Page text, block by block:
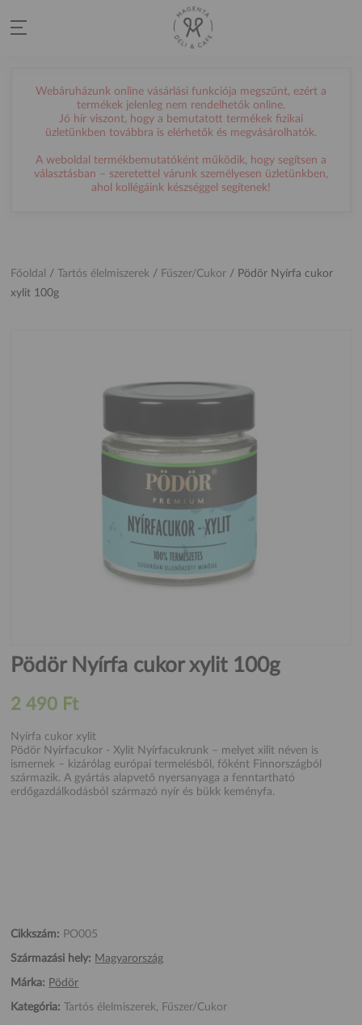
Webáruházunk online vásárlási funkciója megszűnt, ezért a
termékek jelenleg nem rendelhetők online.
Jó hír viszont, hogy a bemutatott termékek fizikai
üzletünkben továbbra is elérhetők és megvásárolhatók.
A weboldal termékbemutatóként működik, hogy segítsen a
választásban – szeretettel várunk személyesen üzletünkben,
ahol kollégáink készséggel segítenek!
Főoldal / Tartós élelmiszerek / Fűszer/Cukor / Pödör Nyírfa cukor
xylit 100g
Pödör Nyírfa cukor xylit 100g
2 490 Ft
Nyírfa cukor xylit
Pödör Nyírfacukor - Xylit Nyírfacukrunk – melyet xilit néven is
ismernek – kizárólag európai termelésből, főként Finnországból
származik. A gyártás alapvető nyersanyaga a fenntartható
erdőgazdálkodásból származó nyír és bükk keményfa.
Cikkszám: PO005
Származási hely: Magyarország
Márka: Pödör
Kategória: Tartós élelmiszerek, Fűszer/Cukor